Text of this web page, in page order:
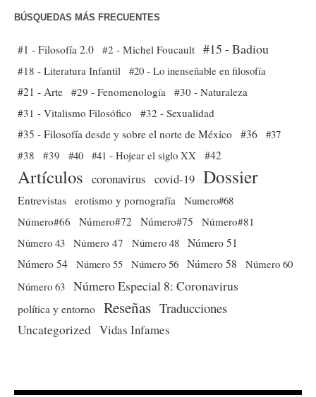
BÚSQUEDAS MÁS FRECUENTES
#1 - Filosofía 2.0 #2 - Michel Foucault #15 - Badiou
#18 - Literatura Infantil #20 - Lo inenseñable en filosofía
#21 - Arte #29 - Fenomenología
#30 - Naturaleza
#31 - Vitalismo Filosófico
#32 - Sexualidad
#35 - Filosofía desde y sobre el norte de México #36 #37
#38
#39 #40 #41 - Hojear el siglo XX #42
Artículos coronavirus covid-19 Dossier
Entrevistas erotismo y pornografía
Numero#68
Número#66
Número#72 Número#75
Número#81
Número 43 Número 47 Número 48 Número 51
Número 54 Número 55 Número 56 Número 58
Número 60
Número 63 Número Especial 8: Coronavirus
política y entorno Reseñas Traducciones
Uncategorized Vidas Infames